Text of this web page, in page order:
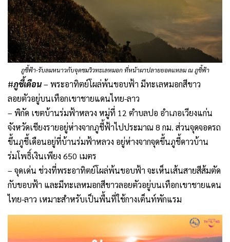
ภูชี้ฟ้า-รับลมหนาวกับจุดชมวิวทะเลหมอก ที่หน้าผาปลายยอดแหลม ณ ภูชี้ฟ้า
#ภูชี้เดือน– พระอาทิตย์โผล่พ้นขอบฟ้า มีทะเลหมอกสีขาว
ลอยตัวอยู่บนเทือกเขาชายแดนไทย-ลาว
– พิกัด เขตบ้านร่มฟ้าหลวง หมู่ที่ 12 ตำบลปอ อำเภอเวียงแก่น
จังหวัดเชียงรายอยู่ห่างจากภูชี้ฟ้าไปประมาณ 8 กม. ส่วนจุดจอดรถ
ขึ้นภูชี้เดือนอยู่ที่บ้านร่มฟ้าหลวง อยู่ห่างจากจุดขึ้นภูชี้ดาวบ้าน
ร่มโพธิ์เงินเพียง 650 เมตร
– จุดเด่น ช่วงที่พระอาทิตย์โผล่พ้นขอบฟ้า จะเห็นเส้นสายสีส้มตัด
กับขอบฟ้า และมีทะเลหมอกสีขาวลอยตัวอยู่บนเทือกเขาชายแดน
ไทย-ลาว เหมาะสำหรับเป็นพื้นที่ใช้กางเต็นท์พักแรม